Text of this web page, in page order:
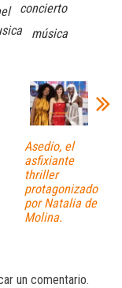
concierto
música
Asedio, el
asfixiante
thriller
protagonizado
por Natalia de
Molina.
un comentario.